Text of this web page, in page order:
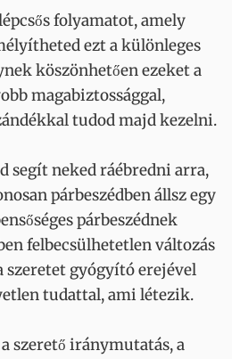
folyamatot, amely
ezt a különleges
köszönhetően ezeket a
magabiztossággal,
tudod majd kezelni.
segít neked ráébredni arra,
párbeszédben állsz egy
párbeszédnek
felbecsülhetetlen változás
szeretet gyógyító erejével
tudattal, ami létezik.
szerető iránymutatás, a